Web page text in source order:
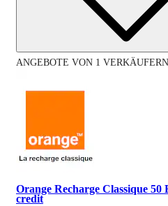
ANGEBOTE VON 1 VERKÄUFERN
Orange Recharge Classique
credit